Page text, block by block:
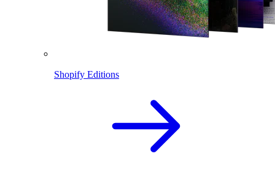
Shopify Editions